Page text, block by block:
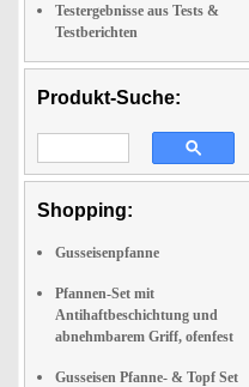
Testergebnisse aus Tests &
Testberichten
Produkt-Suche:
Shopping:
Gusseisenpfanne
Pfannen-Set mit
Antihaftbeschichtung und
abnehmbarem Griff, ofenfest
Gusseisen Pfanne- & Topf Set